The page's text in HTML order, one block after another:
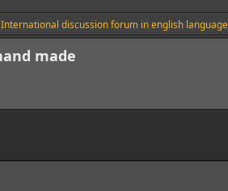
International discussion forum in english language
made